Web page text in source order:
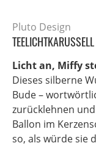
Pluto Design
Licht an, Miffy
Dieses silberne
Bude –
zurücklehnen
Ballon im
so, als würde sie